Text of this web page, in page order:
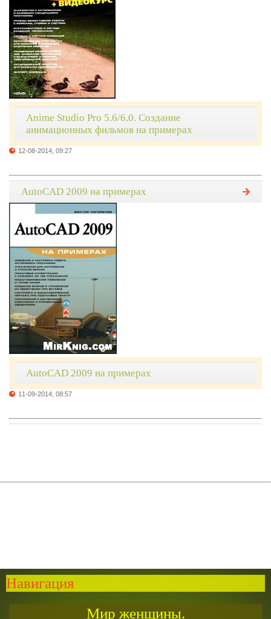
Anime Studio Pro 5.6/6.0. Создание
анимационных фильмов на примерах
12-08-2014, 09:27
AutoCAD 2009 на примерах
AutoCAD 2009 на примерах
11-09-2014, 08:57
Навигация
Мир женщины.